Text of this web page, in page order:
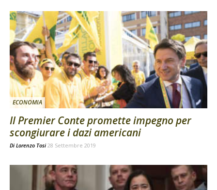
ECONOMIA
Il Premier Conte promette impegno per
scongiurare i dazi americani
Di Lorenzo Tosi 28 Settembre 2019